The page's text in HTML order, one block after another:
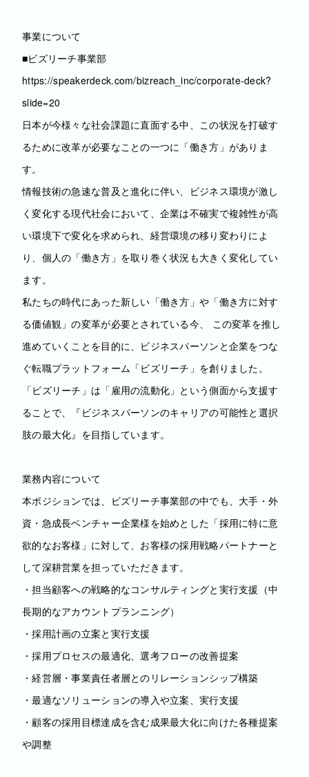
事業について
■ビズリーチ事業部
https://speakerdeck.com/bizreach_inc/corporate-deck?
slide=20
日本が今様々な社会課題に直面する中、この状況を打破す
るために改革が必要なことの一つに「働き方」がありま
す。
情報技術の急速な普及と進化に伴い、ビジネス環境が激し
く変化する現代社会において、企業は不確実で複雑性が高
い環境下で変化を求められ、経営環境の移り変わりによ
り、個人の「働き方」を取り巻く状況も大きく変化してい
ます。
私たちの時代にあった新しい「働き方」や「働き方に対す
る価値観」の変革が必要とされている今、 この変革を推し
進めていくことを目的に、ビジネスパーソンと企業をつな
ぐ転職プラットフォーム「ビズリーチ」を創りました。
「ビズリーチ」は「雇用の流動化」という側面から支援す
ることで、『ビジネスパーソンのキャリアの可能性と選択
肢の最大化』を目指しています。
業務内容について
本ポジションでは、ビズリーチ事業部の中でも、大手・外
資・急成長ベンチャー企業様を始めとした「採用に特に意
欲的なお客様」に対して、お客様の採用戦略パートナーと
して深耕営業を担っていただきます。
・担当顧客への戦略的なコンサルティングと実行支援（中
長期的なアカウントプランニング）
・採用計画の立案と実行支援
・採用プロセスの最適化、選考フローの改善提案
・経営層・事業責任者層とのリレーションシップ構築
・最適なソリューションの導入や立案、実行支援
・顧客の採用目標達成を含む成果最大化に向けた各種提案
や調整